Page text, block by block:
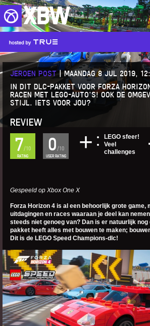
XBW
JEROEN POST|MAANDAG 8 JUL 2019,
IN DIT DLC-PAKKET VOOR FORZA
RACEN MET LEGO-AUTO'S! OOK DE
STIJL. IETS VOOR JOU?
REVIEW
RATING
7/10
USER RATING
0 /10
LEGO sfeer!
Veel
challenges
Gespeeld op Xbox One X
Forza Horizon 4 is al een behoorlijk grote
uitdagingen en races waaraan je deel kan
steeds niet genoeg van? Dan is er natuurlijk nog
pakket heeft alles met bouwen te maken;
Dit is de LEGO Speed Champions-dlc!